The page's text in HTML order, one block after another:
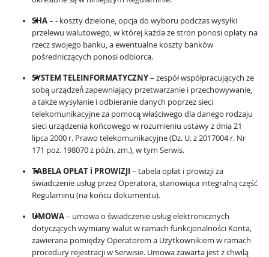
SHA– - koszty dzielone, opcja do wyboru podczas wysyłki
przelewu walutowego, w której każda ze stron ponosi opłaty na
rzecz swojego banku, a ewentualne koszty banków
pośredniczących ponosi odbiorca.
SYSTEM TELEINFORMATYCZNY– zespół współpracujących ze
sobą̨ urządzeń́ zapewniający przetwarzanie i przechowywanie,
a także wysyłanie i odbieranie danych poprzez sieci
telekomunikacyjne za pomocą̨ właściwego dla danego rodzaju
sieci urządzenia końcowego w rozumieniu ustawy z dnia 21
lipca 2000 r. Prawo telekomunikacyjne (Dz. U. z 2017004 r. Nr
171 poz. 198070 z późn. zm.), w tym Serwis.
TABELA OPŁAT i PROWIZJI– tabela opłat i prowizji za
świadczenie usług przez Operatora, stanowiąca integralną część
Regulaminu (na końcu dokumentu).
UMOWA– umowa o świadczenie usług elektronicznych
dotyczących wymiany walut w ramach funkcjonalności Konta,
zawierana pomiędzy Operatorem a Użytkownikiem w ramach
procedury rejestracji w Serwisie. Umowa zawarta jest z chwilą